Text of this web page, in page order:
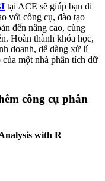
tại ACE sẽ giúp bạn đi
với công cụ, đào tạo
đến nâng cao, cùng
Hoàn thành khóa học,
doanh, dễ dàng xử lí
một nhà phân tích dữ
công cụ phân
with R